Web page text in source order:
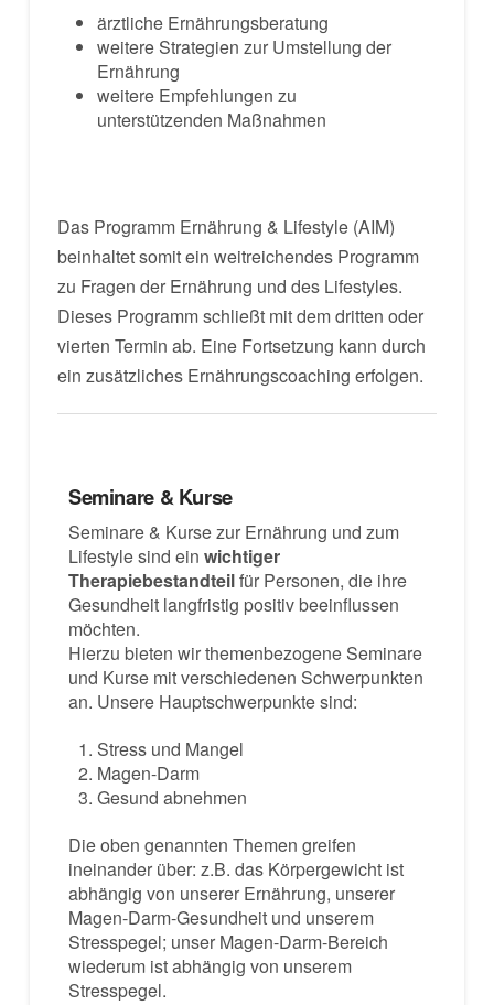
ärztliche Ernährungsberatung
weitere Strategien zur Umstellung der
Ernährung
weitere Empfehlungen zu
unterstützenden Maßnahmen
Das Programm Ernährung & Lifestyle (AIM)
beinhaltet somit ein weitreichendes Programm
zu Fragen der Ernährung und des Lifestyles.
Dieses Programm schließt mit dem dritten oder
vierten Termin ab. Eine Fortsetzung kann durch
ein zusätzliches Ernährungscoaching erfolgen.
Seminare & Kurse
Seminare & Kurse zur Ernährung und zum
Lifestyle sind ein wichtiger
Therapiebestandteilfür Personen, die ihre
Gesundheit langfristig positiv beeinflussen
möchten.
Hierzu bieten wir themenbezogene Seminare
und Kurse mit verschiedenen Schwerpunkten
an. Unsere Hauptschwerpunkte sind:
Stress und Mangel
Magen-Darm
Gesund abnehmen
Die oben genannten Themen greifen
ineinander über: z.B. das Körpergewicht ist
abhängig von unserer Ernährung, unserer
Magen-Darm-Gesundheit und unserem
Stresspegel; unser Magen-Darm-Bereich
wiederum ist abhängig von unserem
Stresspegel.